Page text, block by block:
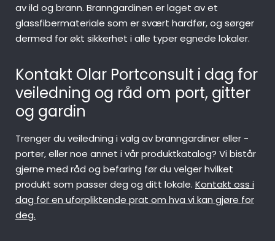
av ild og brann. Branngardinen er laget av et
glassfibermateriale som er svært hardfør, og sørger
dermed for økt sikkerhet i alle typer egnede lokaler.
Kontakt Olar Portconsult i dag for
veiledning og råd om port, gitter
og gardin
Trenger du veiledning i valg av branngardiner eller -
porter, eller noe annet i vår produktkatalog? Vi bistår
gjerne med råd og befaring før du velger hvilket
produkt som passer deg og ditt lokale. Kontakt oss i
dag for en uforpliktende prat om hva vi kan gjøre for
deg.